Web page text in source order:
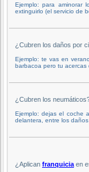
Ejemplo: para aminorar
extinguirlo (el servicio de
¿Cubren los daños por
Ejemplo: te vas en
barbacoa pero tu acercas
¿Cubren los
Ejemplo: dejas el coche
delantera, entre los
¿Aplican franquicia en